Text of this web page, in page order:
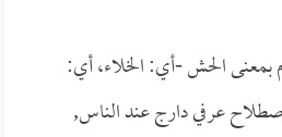
بمعنى الحش -أي: الخلاء، أي:
عرفي دارج عند الناس,